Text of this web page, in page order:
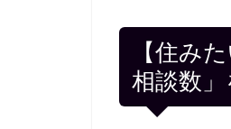
【住み
相談数